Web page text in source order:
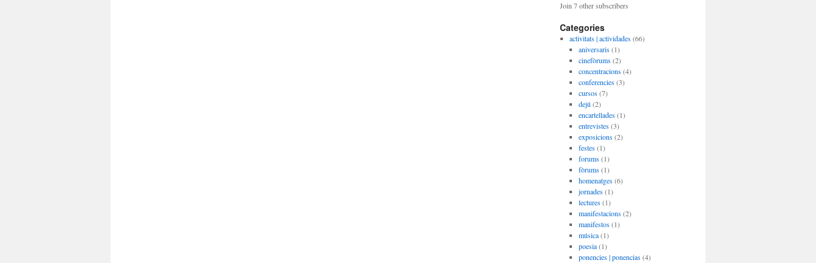
Join 7 other subscribers
Categories
activitats | actividades(66)
aniversaris(1)
cinefòrums(2)
concentracions(4)
conferencies(3)
cursos(7)
dejú (2)
encartellades(1)
entrevistes(3)
exposicions(2)
festes(1)
forums(1)
fòrums(1)
homenatges(6)
jornades(1)
lectures(1)
manifestacions(2)
manifestos(1)
música(1)
poesia(1)
ponencies | ponencias(4)